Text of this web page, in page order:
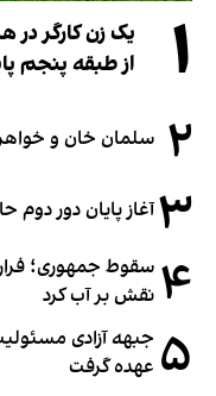
۱
یک زن کارگر
از طبقه پنجم
۲ سلمان خان و
۳آغاز پایان دور دوم
۴ سقوط جمهوری؛
نقش بر آب کرد
۵ جبهه آزادی
عهده گرفت